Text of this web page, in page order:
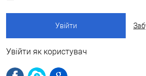
Увійти як користувач